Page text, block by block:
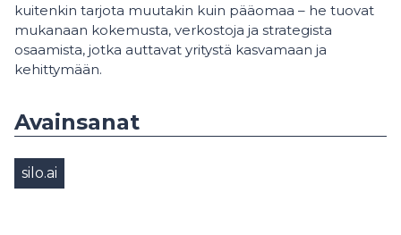
kuitenkin tarjota muutakin kuin pääomaa – he tuovat
mukanaan kokemusta, verkostoja ja strategista
osaamista, jotka auttavat yritystä kasvamaan ja
kehittymään.
Avainsanat
silo.ai